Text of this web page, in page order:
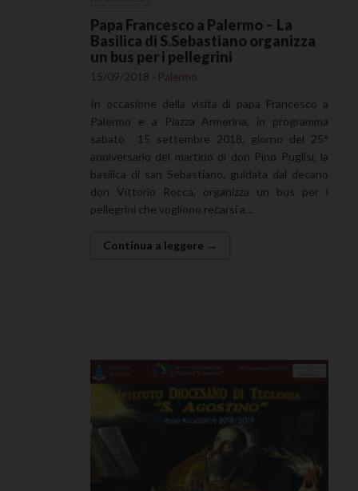
Papa Francesco a Palermo – La
Basilica di S.Sebastiano organizza
un bus per i pellegrini
15/09/2018 - Palermo
In occasione della visita di papa Francesco a
Palermo e a Piazza Armerina, in programma
sabato 15 settembre 2018, giorno del 25°
anniversario del martirio di don Pino Puglisi, la
basilica di san Sebastiano, guidata dal decano
don Vittorio Rocca, organizza un bus per i
pellegrini che vogliono recarsi a…
Continua a leggere →